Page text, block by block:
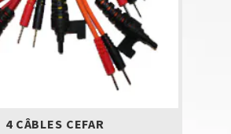
4 CÂBLES CEFAR